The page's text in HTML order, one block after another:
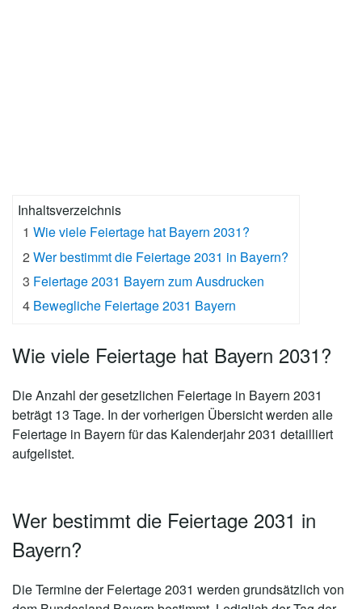
Inhaltsverzeichnis
1 Wie viele Feiertage hat Bayern 2031?
2 Wer bestimmt die Feiertage 2031 in Bayern?
3 Feiertage 2031 Bayern zum Ausdrucken
4 Bewegliche Feiertage 2031 Bayern
Wie viele Feiertage hat Bayern 2031?
Die Anzahl der gesetzlichen Feiertage in Bayern 2031
beträgt 13 Tage. In der vorherigen Übersicht werden alle
Feiertage in Bayern für das Kalenderjahr 2031 detailliert
aufgelistet.
Wer bestimmt die Feiertage 2031 in
Bayern?
Die Termine der Feiertage 2031 werden grundsätzlich von